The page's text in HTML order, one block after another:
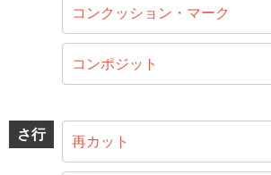
コンクッション・マーク
コンポジット
さ行 再カット